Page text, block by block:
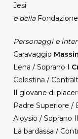
Jesi
e della
Personaggi e
Caravaggio
Lena / Soprano I
Celestina /
Il giovane di
Padre Superiore /
Aloysio / Soprano II
La bardassa /